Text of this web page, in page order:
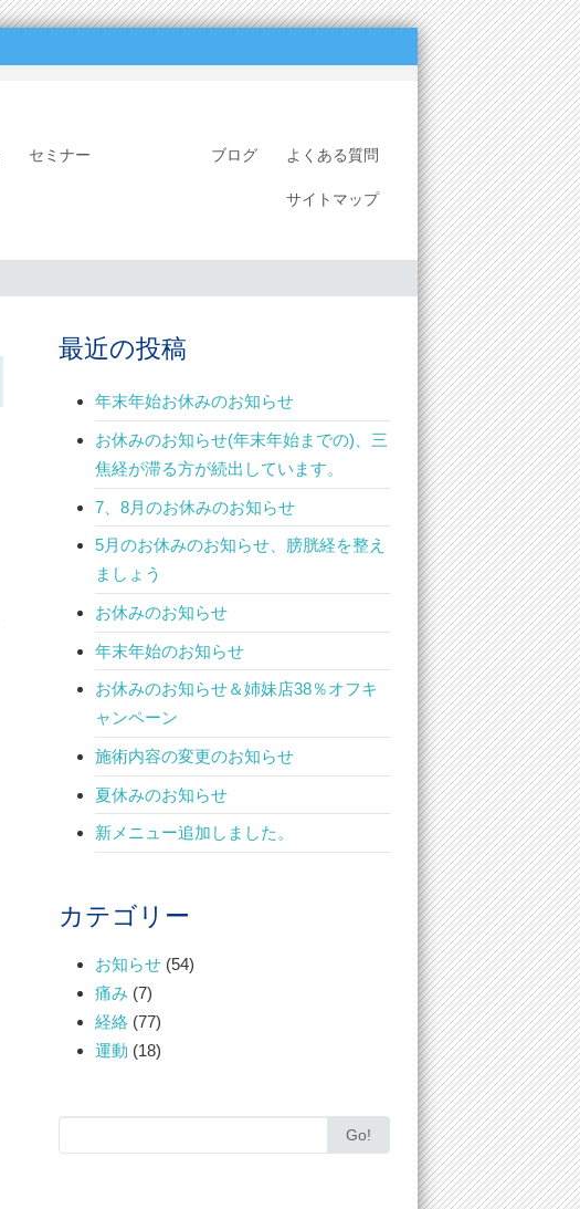
セミナー ブログ よくある質問
サイトマップ
最近の投稿
年末年始お休みのお知らせ
お休みのお知らせ(年末年始までの)、三
焦経が滞る方が続出しています。
7、8月のお休みのお知らせ
5月のお休みのお知らせ、膀胱経を整え
ましょう
お休みのお知らせ
年末年始のお知らせ
お休みのお知らせ＆姉妹店38％オフキ
ャンペーン
施術内容の変更のお知らせ
夏休みのお知らせ
新メニュー追加しました。
カテゴリー
お知らせ(54)
痛み (7)
経絡(77)
運動 (18)
for:
Go!